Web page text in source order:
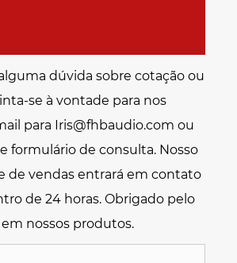
dúvida sobre cotação ou
se à vontade para nos
para Iris@fhbaudio.com ou
formulário de consulta. Nosso
de vendas entrará em contato
de 24 horas. Obrigado pelo
nossos produtos.